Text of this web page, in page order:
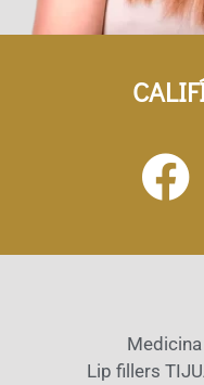
Lip fillers